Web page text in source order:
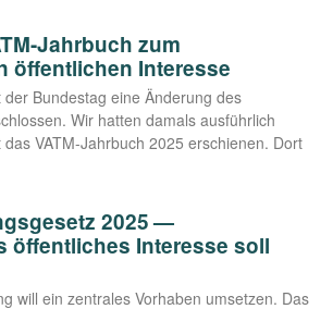
Jahrbuch zum
öffentlichen Interesse
Bun­des­tag eine Ände­rung des
Wir hat­ten damals aus­führ­lich
VATM-Jahr­­buch 2025 erschie­nen. Dort
2025 —
öffentliches Interesse soll
will ein zen­tra­les Vor­ha­ben umset­zen. Das